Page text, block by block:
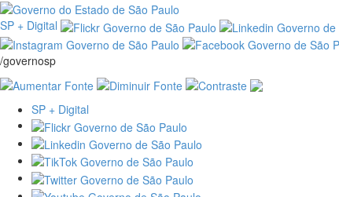
SP + Digital
/governosp
SP + Digital